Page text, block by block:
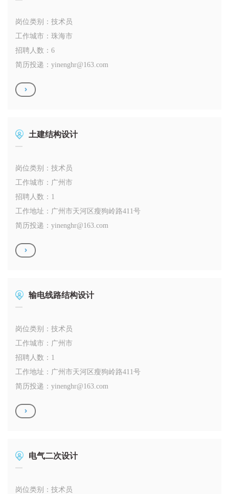
岗位类别：技术员
工作城市：珠海市
招聘人数：6
简历投递： yinenghr@163.com
土建结构设计
岗位类别：技术员
工作城市：广州市
招聘人数：1
工作地址：广州市天河区瘦狗岭路411号
简历投递： yinenghr@163.com
输电线路结构设计
岗位类别：技术员
工作城市：广州市
招聘人数：1
工作地址：广州市天河区瘦狗岭路411号
简历投递： yinenghr@163.com
电气二次设计
岗位类别：技术员